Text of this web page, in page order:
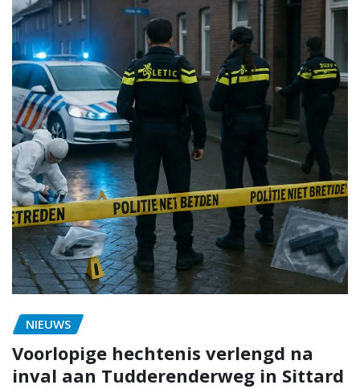
NIEUWS
Voorlopige hechtenis verlengd na
inval aan Tudderenderweg in Sittard